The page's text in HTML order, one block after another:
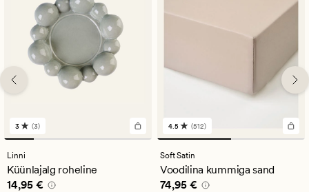
3
arvustust
keskmise
hinnanguga
3
3 (3)
Linni
Küünlajalg roheline
Pris_ee 14,95 €
14,95 €
512
arvustust
keskmise
hinnanguga
4.5
4.5 (512)
Soft Satin
Voodilina kummiga sand
Pris_ee 74,95 €
74,95 €